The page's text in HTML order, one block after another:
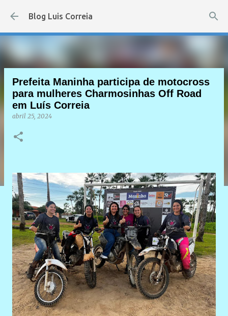
Pular para o conteúdo principal
Blog Luis Correia
Prefeita Maninha participa de motocross
para mulheres Charmosinhas Off Road
em Luís Correia
abril 25, 2024